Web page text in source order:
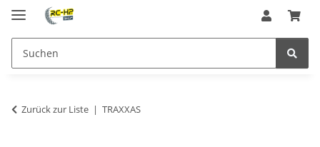
Zurück zur Liste TRAXXAS